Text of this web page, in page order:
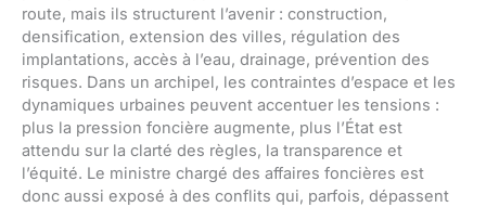
route, mais ils structurent l’avenir : construction,
densification, extension des villes, régulation des
implantations, accès à l’eau, drainage, prévention des
risques. Dans un archipel, les contraintes d’espace et les
dynamiques urbaines peuvent accentuer les tensions :
plus la pression foncière augmente, plus l’État est
attendu sur la clarté des règles, la transparence et
l’équité. Le ministre chargé des affaires foncières est
donc aussi exposé à des conflits qui, parfois, dépassent